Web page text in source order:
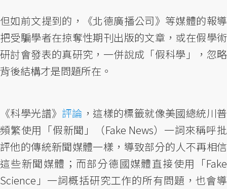
但如前文提到的，《北德廣播公司》等媒體的報導
把受騙學者在掠奪性期刊出版的文章，或在假學術
研討會發表的真研究，一併說成「假科學」，忽略
背後結構才是問題所在。
《科學光譜》 評論 ，這樣的標籤就像美國總統川普
頻繁使用「假新聞」（Fake News）一詞來稱呼批
評他的傳統新聞媒體一樣，導致部分的人不再相信
這些新聞媒體；而部分德國媒體直接使用「Fake
Science」一詞概括研究工作的所有問題，也會導